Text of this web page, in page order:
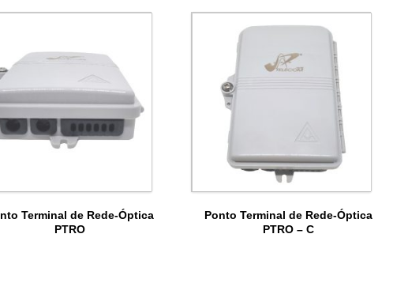
Terminal de Rede-Óptica
PTRO
Ponto Terminal de Rede-Óptica
PTRO – C